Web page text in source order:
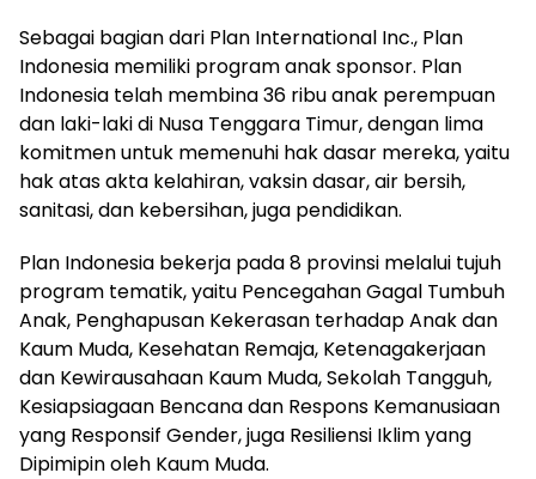
Sebagai bagian dari Plan International Inc., Plan
Indonesia memiliki program anak sponsor. Plan
Indonesia telah membina 36 ribu anak perempuan
dan laki-laki di Nusa Tenggara Timur, dengan lima
komitmen untuk memenuhi hak dasar mereka, yaitu
hak atas akta kelahiran, vaksin dasar, air bersih,
sanitasi, dan kebersihan, juga pendidikan.
Plan Indonesia bekerja pada 8 provinsi melalui tujuh
program tematik, yaitu Pencegahan Gagal Tumbuh
Anak, Penghapusan Kekerasan terhadap Anak dan
Kaum Muda, Kesehatan Remaja, Ketenagakerjaan
dan Kewirausahaan Kaum Muda, Sekolah Tangguh,
Kesiapsiagaan Bencana dan Respons Kemanusiaan
yang Responsif Gender, juga Resiliensi Iklim yang
Dipimipin oleh Kaum Muda.